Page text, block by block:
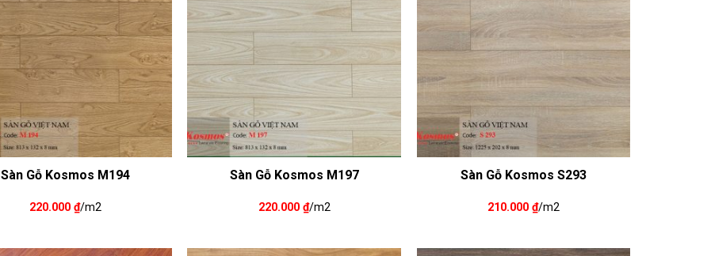
Sàn Gỗ Kosmos M194
220.000 ₫/m2
Sàn Gỗ Kosmos M197
220.000 ₫/m2
Sàn Gỗ Kosmos S293
210.000 ₫/m2